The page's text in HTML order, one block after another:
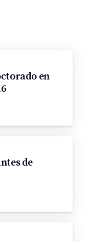
en
de